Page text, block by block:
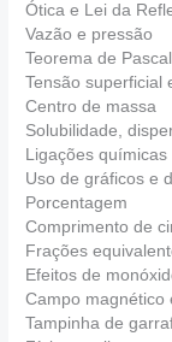
Ótica e Lei da
Vazão e pressão
Teorema de Pascal
Tensão superficial
Centro de massa
Solubilidade,
Ligações químicas
Uso de gráficos e
Porcentagem
Comprimento de
Frações
Efeitos de
Campo magnético
Tampinha de